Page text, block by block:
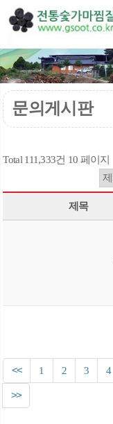
문의게시판
Total 111,333건 10 페이지
제목
<< 1 2 3 4
>>